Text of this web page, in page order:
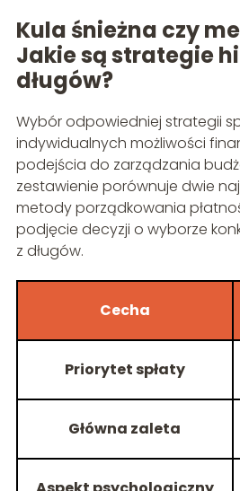
Kula śnieżna czy
Jakie są strategie
długów?
Wybór odpowiedniej strategii
indywidualnych możliwości
podejścia do zarządzania
zestawienie porównuje dwie
metody porządkowania
podjęcie decyzji o wyborze
z długów.
Cecha
Priorytet spłaty
Główna zaleta